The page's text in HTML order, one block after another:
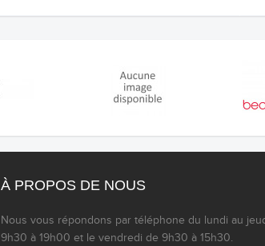
À PROPOS DE NOUS
Nous vous répondons par téléphone du lundi au
9h30 à 19h00 et le vendredi de 9h30 à 15h30.